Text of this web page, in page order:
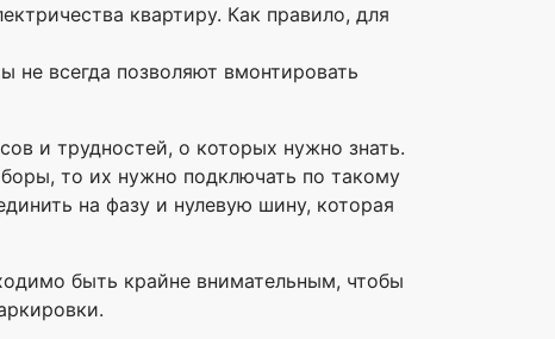
квартиру. Как правило, для
не всегда позволяют вмонтировать
и трудностей, о которых нужно знать.
то их нужно подключать по такому
на фазу и нулевую шину, которая
быть крайне внимательным, чтобы